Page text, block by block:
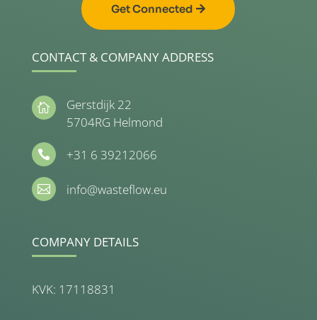
Get Connected
CONTACT & COMPANY ADDRESS

Gerstdijk 22
5704RG Helmond
 +31 6 39212066
 info@wasteflow.eu
COMPANY DETAILS
KVK: 17118831